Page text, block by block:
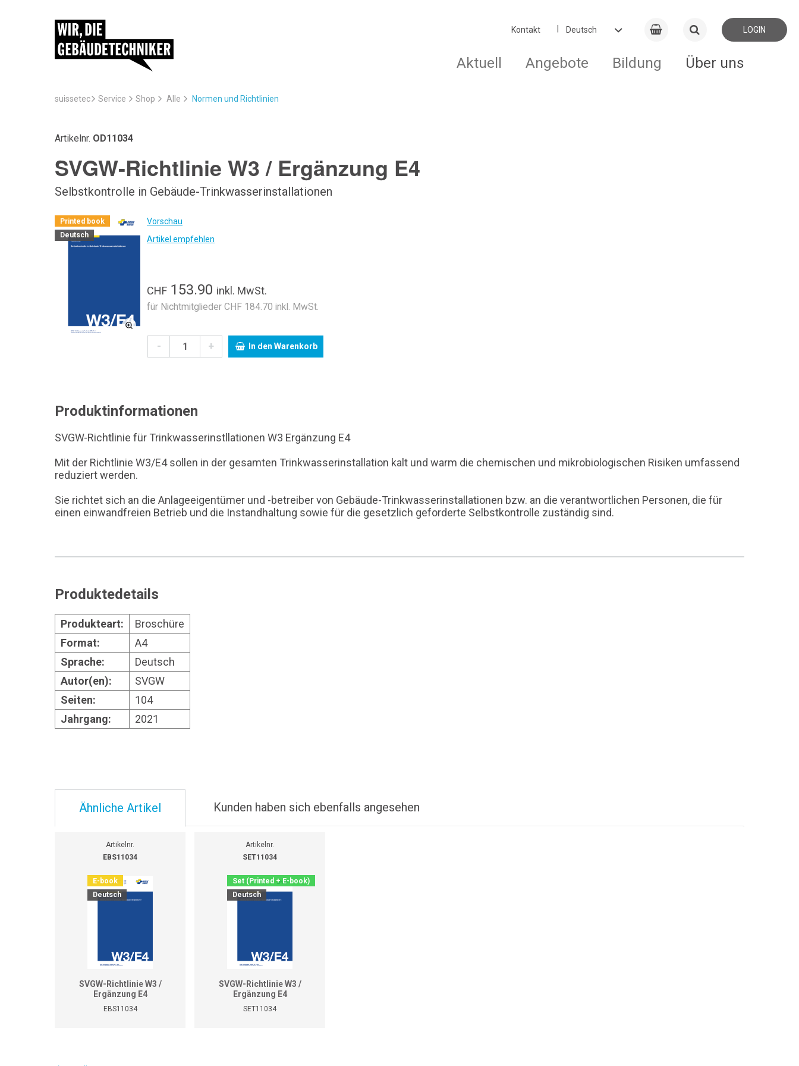
Kontakt LOGIN
Aktuell Angebote Bildung Über uns
suissetec Service Shop Alle Normen und Richtlinien
Artikelnr. OD11034
SVGW-Richtlinie W3 / Ergänzung E4
Selbstkontrolle in Gebäude-Trinkwasserinstallationen
Printed book
Deutsch
Vorschau
Artikel empfehlen
CHF 153.90 inkl. MwSt.
für Nichtmitglieder CHF 184.70 inkl. MwSt.
- + In den Warenkorb
Produktinformationen
SVGW-Richtlinie für Trinkwasserinstllationen W3 Ergänzung E4
Mit der Richtlinie W3/E4 sollen in der gesamten Trinkwasserinstallation kalt und warm die chemischen und mikrobiologischen Risiken umfassend
reduziert werden.
Sie richtet sich an die Anlageeigentümer und -betreiber von Gebäude-Trinkwasserinstallationen bzw. an die verantwortlichen Personen, die für
einen einwandfreien Betrieb und die Instandhaltung sowie für die gesetzlich geforderte Selbstkontrolle zuständig sind.
Produktedetails
Produkteart:
Broschüre
Format:
A4
Sprache:
Deutsch
Autor(en):
SVGW
Seiten:
104
Jahrgang:
2021
Ähnliche Artikel Kunden haben sich ebenfalls angesehen
Artikelnr.
EBS11034
E-book
Deutsch
SVGW-Richtlinie W3 /
Ergänzung E4
EBS11034
Artikelnr.
SET11034
Set (Printed + E-book)
Deutsch
SVGW-Richtlinie W3 /
Ergänzung E4
SET11034